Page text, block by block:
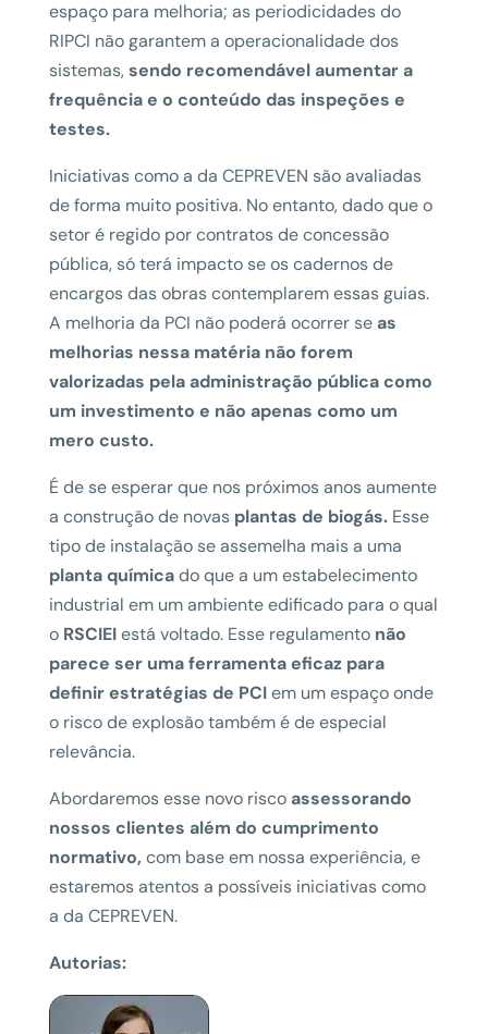
espaço para melhoria; as periodicidades do
RIPCI não garantem a operacionalidade dos
sistemas,sendo recomendável aumentar a
frequência e o conteúdo das inspeções e
testes.
Iniciativas como a da CEPREVEN são avaliadas
de forma muito positiva. No entanto, dado que o
setor é regido por contratos de concessão
pública, só terá impacto se os cadernos de
encargos das obras contemplarem essas guias.
A melhoria da PCI não poderá ocorrer seas
melhorias nessa matéria não forem
valorizadas pela administração pública como
um investimento e não apenas como um
mero custo.
É de se esperar que nos próximos anos aumente
a construção de novasplantas de biogás.Esse
tipo de instalação se assemelha mais a uma
planta químicado que a um estabelecimento
industrial em um ambiente edificado para o qual
o RSCIEIestá voltado. Esse regulamento não
parece ser uma ferramenta eficaz para
definir estratégias de PCIem um espaço onde
o risco de explosão também é de especial
relevância.
Abordaremos esse novo risco assessorando
nossos clientes além do cumprimento
normativo, com base em nossa experiência, e
estaremos atentos a possíveis iniciativas como
a da CEPREVEN.
Autorias: